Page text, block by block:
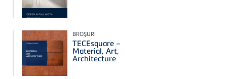
BROŞURI
TECEsquare –
Material, Art,
Architecture